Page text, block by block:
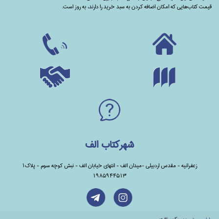
قیمت کتاب‌هایی که امکان اضافه کردن به سبد خرید را دارند،‌ به روز است.
شهرکتاب الف
زعفرانیه - مقدس اردبیلی -میدان الف - انتهای خیابان الف - نبش کوچه سوم - پلاک1
1985944513